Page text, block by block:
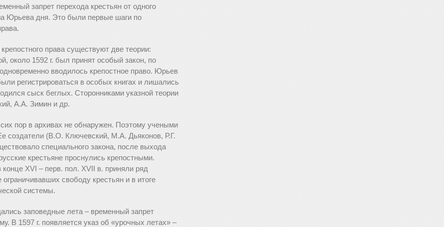
запрет перехода крестьян от одного
Юрьева дня. Это были первые шаги по
права существуют две теории:
около 1592 г. был принят особый закон, по
вводилось крепостное право. Юрьев
регистрироваться в особых книгах и лишались
сыск беглых. Сторонниками указной теории
А.А. Зимин и др.
сих пор в архивах не обнаружен. Поэтому учеными
создатели (В.О. Ключевский, М.А. Дьяконов, Р.Г.
специального закона, после выхода
крестьяне проснулись крепостными.
ХVI – перв. пол. ХVII в. приняли ряд
свободу крестьян и в итоге
системы.
заповедные лета – временный запрет
В 1597 г. появляется указ об «урочных летах» –